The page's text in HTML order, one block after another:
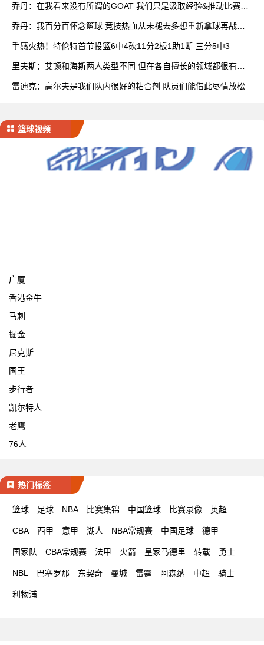
乔丹：在我看来没有所谓的GOAT 我们只是汲取经验&推动比赛发
乔丹：我百分百怀念篮球 竞技热血从未褪去多想重新拿球再战一
手感火热！特伦特首节投篮6中4砍11分2板1助1断 三分5中3
里夫斯：艾顿和海斯两人类型不同 但在各自擅长的领域都很有效
雷迪克：高尔夫是我们队内很好的粘合剂 队员们能借此尽情放松
篮球视频
广厦
香港金牛
马刺
掘金
尼克斯
国王
步行者
凯尔特人
老鹰
76人
热门标签
篮球 足球 NBA 比赛集锦 中国篮球 比赛录像 英超
CBA 西甲 意甲 湖人 NBA常规赛 中国足球 德甲
国家队 CBA常规赛 法甲 火箭 皇家马德里 转载 勇士
NBL 巴塞罗那 东契奇 曼城 雷霆 阿森纳 中超 骑士
利物浦